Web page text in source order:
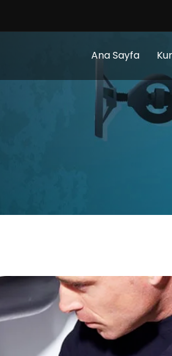
Ana Sayfa